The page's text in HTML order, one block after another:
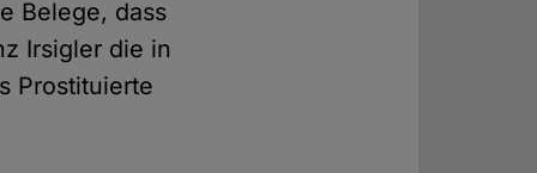
Belege, dass
Irsigler die in
Prostituierte